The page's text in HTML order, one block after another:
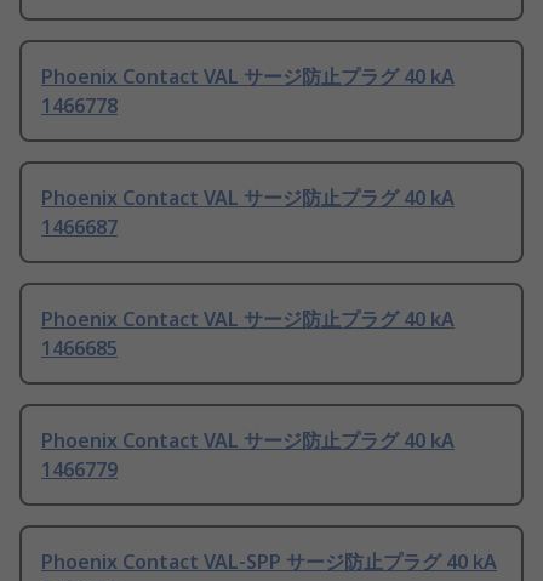
Phoenix Contact VAL サージ防止プラグ 40 kA
1466778
Phoenix Contact VAL サージ防止プラグ 40 kA
1466687
Phoenix Contact VAL サージ防止プラグ 40 kA
1466685
Phoenix Contact VAL サージ防止プラグ 40 kA
1466779
Phoenix Contact VAL-SPP サージ防止プラグ 40 kA